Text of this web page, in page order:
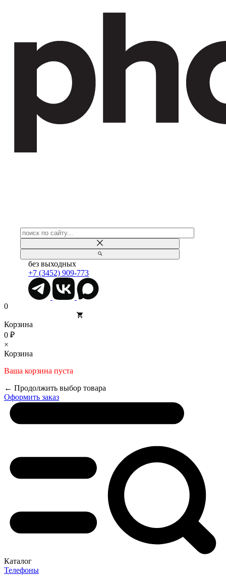
без выходных
+7 (3452) 909-773
0
Корзина
0 ₽
×
Корзина
Ваша корзина пуста
← Продолжить выбор товара
Оформить заказ
Каталог
Телефоны